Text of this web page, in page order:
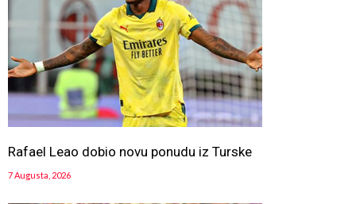
Rafael Leao dobio novu ponudu iz Turske
7 Augusta, 2026